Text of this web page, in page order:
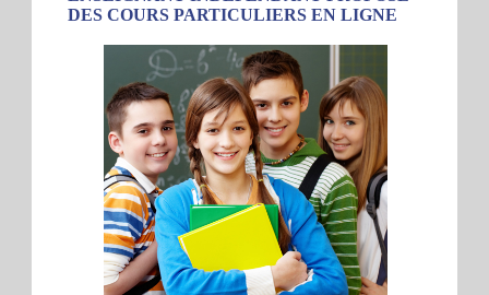
DES COURS PARTICULIERS EN LIGNE